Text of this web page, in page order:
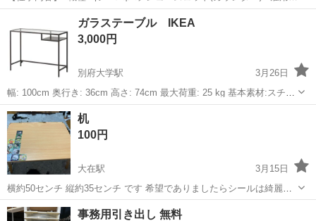
態> アルバイト・パート <給与> [ア・パ]時給1,200円～1,750円 交通
費:一部支給 上限15,000円(1日辺りの上限は500円/日) 公共交通...
アルバイト・パート
ガラステーブル IKEA
3,000円
別府大学駅
3月26日
幅: 100cm 奥行き: 36cm 高さ: 74cm 最大荷重: 25 kg 基本素材:スチー
ル エポキシ ポリエステル粉体塗装 固定棚:パーティクルボード メラミ
大分 別府市
机
100円
大在駅
3月15日
横約50センチ 縦約35センチ です 希望でありましたらシールは綺麗に
剥がします
大分 大分市 大在駅 オフィス用家具
事務用引き出し 無料